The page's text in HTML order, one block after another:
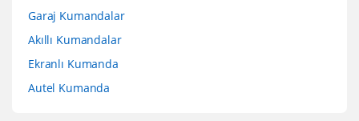
Garaj Kumandalar
Akıllı Kumandalar
Ekranlı Kumanda
Autel Kumanda